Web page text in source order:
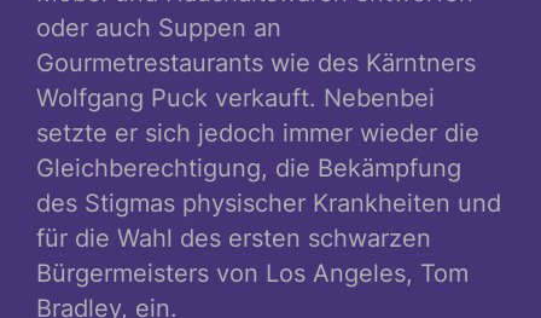
oder auch Suppen an
Gourmetrestaurants wie des Kärntners
Wolfgang Puck verkauft. Nebenbei
setzte er sich jedoch immer wieder die
Gleichberechtigung, die Bekämpfung
des Stigmas physischer Krankheiten und
für die Wahl des ersten schwarzen
Bürgermeisters von Los Angeles, Tom
Bradley, ein.